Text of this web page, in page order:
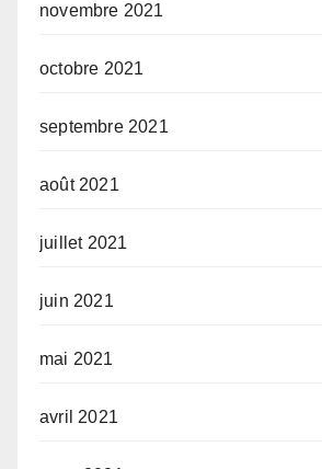
novembre 2021
octobre 2021
septembre 2021
août 2021
juillet 2021
juin 2021
mai 2021
avril 2021